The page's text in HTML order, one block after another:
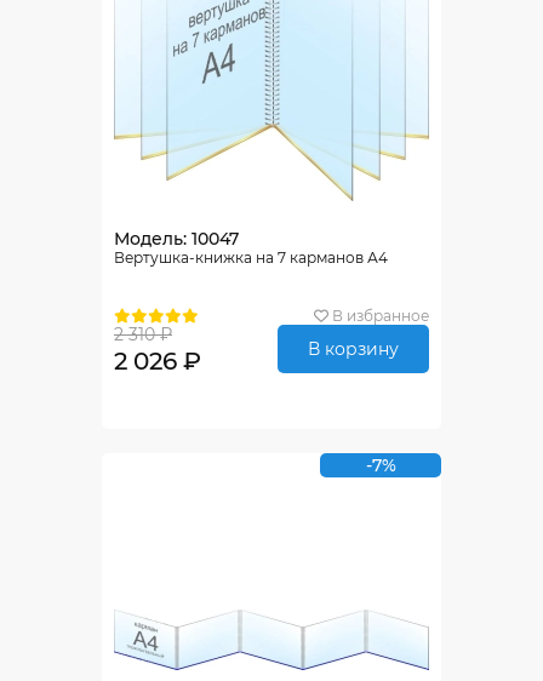
Модель: 10047
Вертушка-книжка на 7 карманов А4
В избранное
2 310 ₽
2 026 ₽ В корзину
-7%